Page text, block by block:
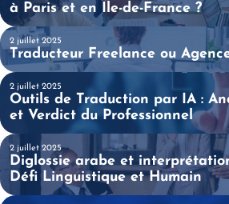
à Paris et en Île-de-France ?
2 juillet 2025
Traducteur Freelance ou
SUITE
2 juillet 2025
Outils de Traduction par IA :
et Verdict du Professionnel
SUITE
2 juillet 2025
Diglossie arabe et
Défi Linguistique et Humain
SUITE